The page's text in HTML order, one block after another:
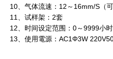
10、气体流速：12～16mm/S（可
11、试样架：2套
12、时间设定范围：0～9999小时
13、使用電源：AC1Φ3W